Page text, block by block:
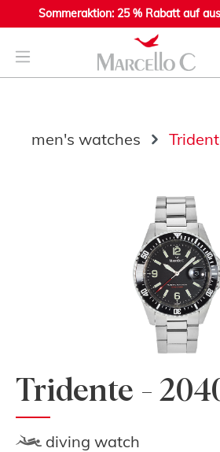
content
Sommeraktion: 25 % Rabatt auf
men's watches
Tridente -
diving watch